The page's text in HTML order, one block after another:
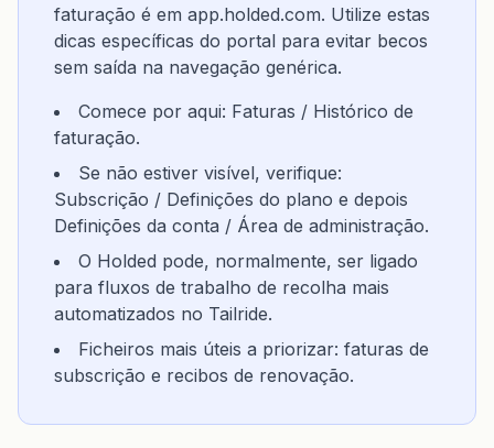
faturação é em app.holded.com. Utilize estas
dicas específicas do portal para evitar becos
sem saída na navegação genérica.
Comece por aqui: Faturas / Histórico de
faturação.
Se não estiver visível, verifique:
Subscrição / Definições do plano e depois
Definições da conta / Área de administração.
O Holded pode, normalmente, ser ligado
para fluxos de trabalho de recolha mais
automatizados no Tailride.
Ficheiros mais úteis a priorizar: faturas de
subscrição e recibos de renovação.